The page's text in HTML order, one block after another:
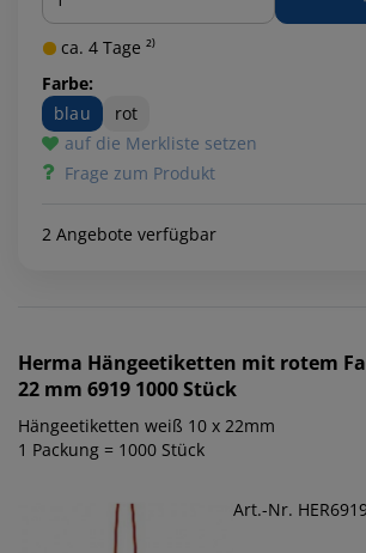
ca. 4 Tage ²⁾
Farbe:
blau
rot
auf die Merkliste setzen
Frage zum Produkt
2 Angebote verfügbar
Herma Hängeetiketten mit rotem
22 mm 6919 1000 Stück
Hängeetiketten weiß 10 x 22mm
1 Packung = 1000 Stück
Art.-Nr.